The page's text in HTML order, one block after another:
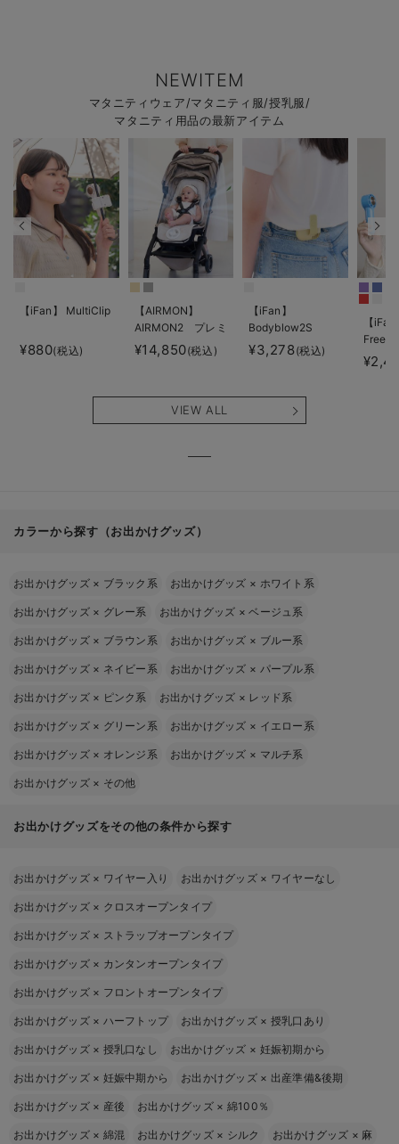
NEWITEM
マタニティウェア/マタニティ服/授乳服/
マタニティ用品の最新アイテム
【iFan】 MultiClip
¥880(税込)
【AIRMON】
AIRMON2 プレミ
アム
¥14,850(税込)
【iFan】
Bodyblow2S
¥3,278(税込)
【
Freeze
VIEW ALL
カラーから探す（お出かけグッズ）
お出かけグッズ × ブラック系 お出かけグッズ × ホワイト系
お出かけグッズ × グレー系 お出かけグッズ ×ベージュ系
お出かけグッズ × ブラウン系 お出かけグッズ × ブルー系
お出かけグッズ × ネイビー系 お出かけグッズ × パープル系
お出かけグッズ × ピンク系 お出かけグッズ × レッド系
お出かけグッズ × グリーン系 お出かけグッズ × イエロー系
お出かけグッズ × オレンジ系 お出かけグッズ × マルチ系
お出かけグッズ × その他
お出かけグッズをその他の条件から探す
お出かけグッズ × ワイヤー入り お出かけグッズ × ワイヤーなし
お出かけグッズ × クロスオープンタイプ
お出かけグッズ × ストラップオープンタイプ
お出かけグッズ × カンタンオープンタイプ
お出かけグッズ × フロントオープンタイプ
お出かけグッズ × ハーフトップ お出かけグッズ × 授乳口あり
お出かけグッズ × 授乳口なし お出かけグッズ × 妊娠初期から
お出かけグッズ × 妊娠中期から お出かけグッズ × 出産準備&後期
お出かけグッズ × 産後 お出かけグッズ × 綿100％
お出かけグッズ × 綿混 お出かけグッズ × シルク お出かけグッズ × 麻